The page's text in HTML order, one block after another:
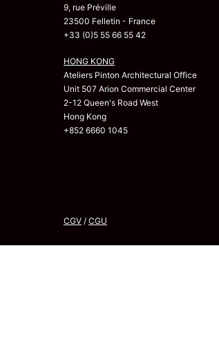
9, rue Préville
23500 Felletin - France
+33 (0)5 55 66 55 42
HONG KONG
Ateliers Pinton Architectural Office
Unit 507 Arion Commercial Center
2-12 Queen's Road West
Hong Kong
+852 6660 1045
CGV / CGU